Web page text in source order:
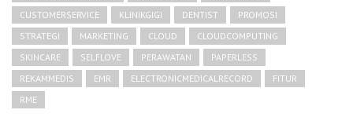
CUSTOMERSERVICE
KLINIKGIGI DENTIST
PROMOSI
STRATEGI
MARKETING CLOUD
CLOUDCOMPUTING
SKINCARE
SELFLOVE PERAWATAN
PAPERLESS
REKAMMEDIS
EMR ELECTRONICMEDICALRECORD
FITUR
RME